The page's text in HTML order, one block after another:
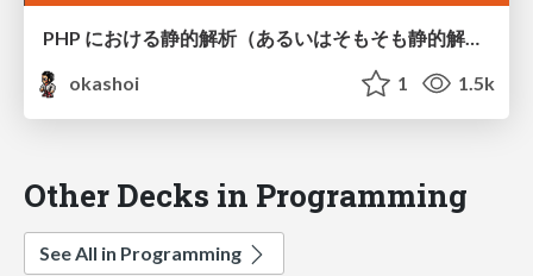
PHP における静的解析（あるいはそもそも静的解析とは） / #phpcondo_yasai static analysis for PHP
okashoi
1 1.5k
Other Decks in Programming
See All in Programming